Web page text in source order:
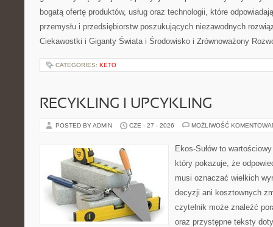
bogatą ofertę produktów, usług oraz technologii, które
przemysłu i przedsiębiorstw poszukujących niezawodnych
Ciekawostki i Giganty Świata i Środowisko i Zrównoważony
CATEGORIES: KETO
RECYKLING I UPCYKLING
POSTED BY ADMIN CZE - 27 - 2026 MOŻLIWOŚĆ
Ekos-Sułów to
który pokazuje, że
musi oznaczać wielkich
decyzji ani kosztownych
czytelnik może znaleźć
oraz przystępne teksty